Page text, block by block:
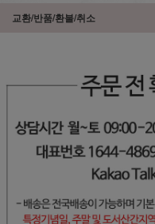
교환/반품/환불/취소